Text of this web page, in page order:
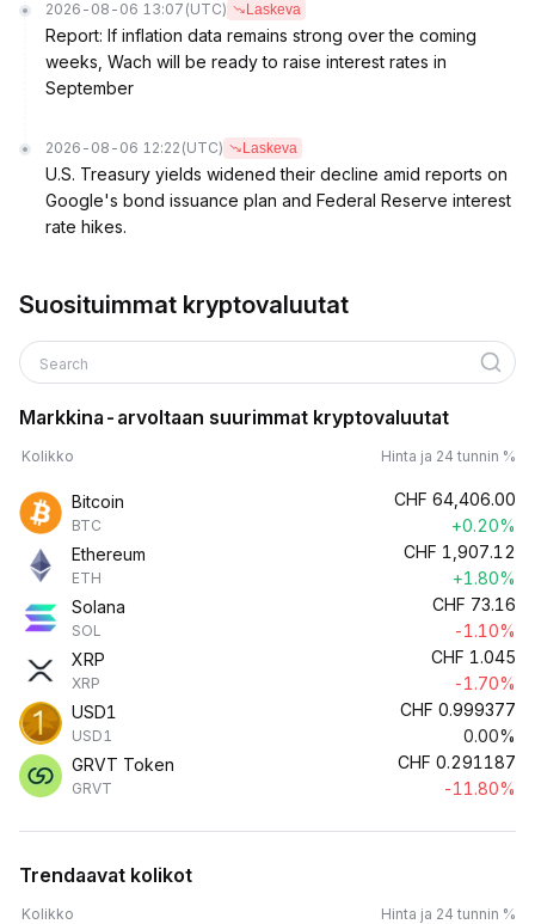
2026-08-06 13:07 (UTC) Laskeva
Report: If inflation data remains strong over the coming
weeks, Wach will be ready to raise interest rates in
September
2026-08-06 12:22 (UTC) Laskeva
U.S. Treasury yields widened their decline amid reports on
Google's bond issuance plan and Federal Reserve interest
rate hikes.
Suosituimmat kryptovaluutat
Search
Markkina-arvoltaan suurimmat kryptovaluutat
Kolikko Hinta ja 24 tunnin %
Bitcoin
BTC
CHF 64,406.00
+0.20%
Ethereum
ETH
CHF 1,907.12
+1.80%
Solana
SOL
CHF 73.16
-1.10%
XRP
XRP
CHF 1.045
-1.70%
USD1
USD1
CHF 0.999377
0.00%
GRVT Token
GRVT
CHF 0.291187
-11.80%
Trendaavat kolikot
Kolikko Hinta ja 24 tunnin %